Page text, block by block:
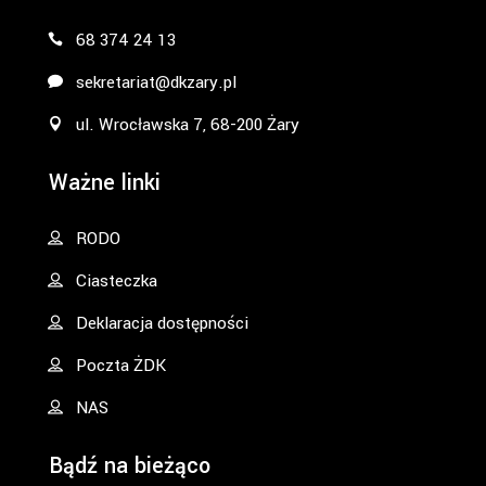
68 374 24 13
sekretariat@dkzary.pl
ul. Wrocławska 7, 68-200 Żary
Ważne linki
RODO
Ciasteczka
Deklaracja dostępności
Poczta ŻDK
NAS
Bądź na bieżąco